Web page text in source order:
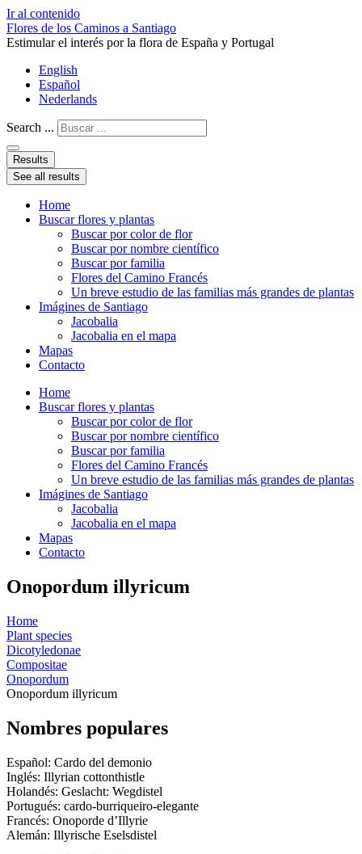
Ir al contenido
Flores de los Caminos a Santiago
Estimular el interés por la flora de España y Portugal
English
Español
Nederlands
Search ...
Results
See all results
Home
Buscar flores y plantas
Buscar por color de flor
Buscar por nombre científico
Buscar por familia
Flores del Camino Francés
Un breve estudio de las familias más grandes de plantas
Imágines de Santiago
Jacobalia
Jacobalia en el mapa
Mapas
Contacto
Home
Buscar flores y plantas
Buscar por color de flor
Buscar por nombre científico
Buscar por familia
Flores del Camino Francés
Un breve estudio de las familias más grandes de plantas
Imágines de Santiago
Jacobalia
Jacobalia en el mapa
Mapas
Contacto
Onopordum illyricum
Home
Plant species
Dicotyledonae
Compositae
Onopordum
Onopordum illyricum
Nombres populares
Español: Cardo del demonio
Inglés: Illyrian cottonthistle
Holandés: Geslacht: Wegdistel
Portugués: cardo-burriqueiro-elegante
Francés: Onoporde d’Illyrie
Alemán: Illyrische Eselsdistel